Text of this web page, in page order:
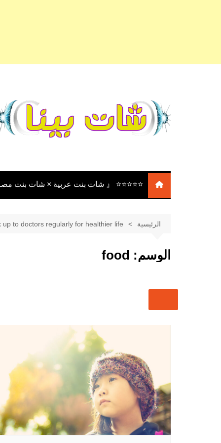
⭐⭐⭐⭐⭐ 『 شات بنت عربية × شات بنت
× شات بنات مصر × شات بنت
✦ 🇪🇬 شات بنت مصر |
دردشة مصرية فورية 🌐 ✦
✦ 💎 شات أميرتي أون لاين |
دردشة عربية مباشرة بلا تعقيد
💎 ✦
✦ 👑 شات أميرتي الأميرة |
دردشة بروح أنثوية راقية 👑 ✦
✦ شات أميرتي – My
Princess Chat ✦ تجربة
دردشة عربية راقية بمعايير
حديثة
الرئيسية up to doctors regularly for healthier life
الوسم: food